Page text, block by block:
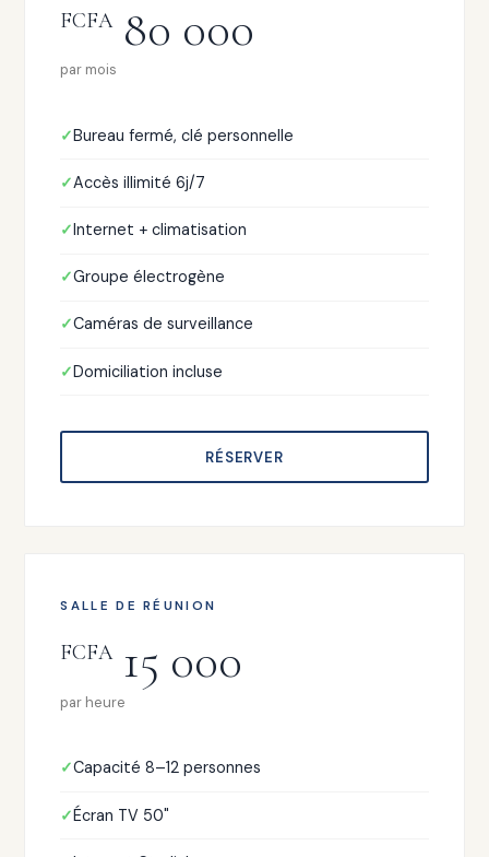
FCFA80 000
par mois
Bureau fermé, clé personnelle
Accès illimité 6j/7
Internet + climatisation
Groupe électrogène
Caméras de surveillance
Domiciliation incluse
RÉSERVER
SALLE DE RÉUNION
FCFA15 000
par heure
Capacité 8–12 personnes
Écran TV 50"